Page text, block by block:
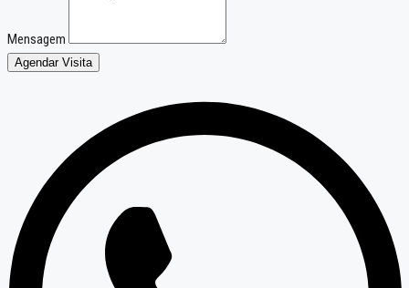
Mensagem
Agendar Visita